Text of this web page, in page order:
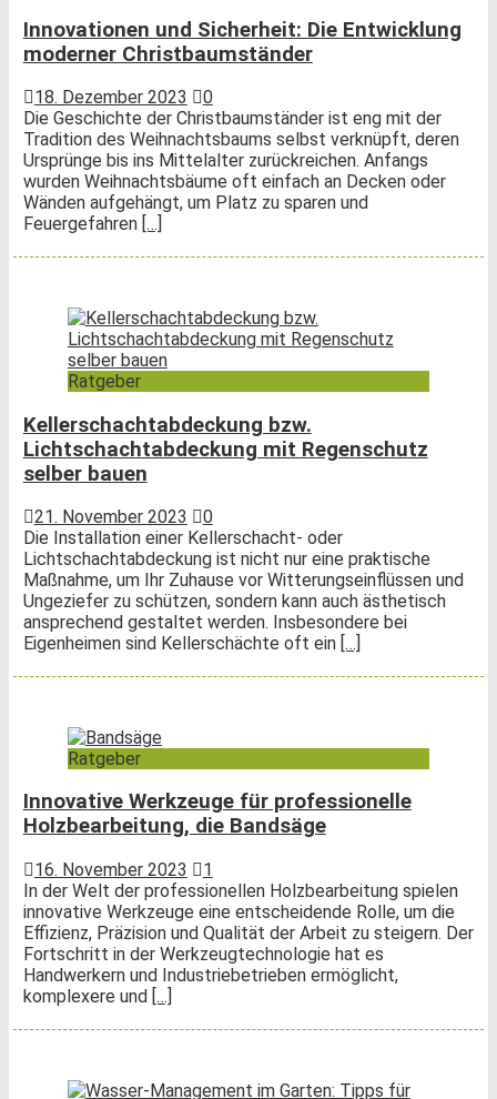
Innovationen und Sicherheit: Die Entwicklung
moderner Christbaumständer
18. Dezember 2023
0
Die Geschichte der Christbaumständer ist eng mit der
Tradition des Weihnachtsbaums selbst verknüpft, deren
Ursprünge bis ins Mittelalter zurückreichen. Anfangs
wurden Weihnachtsbäume oft einfach an Decken oder
Wänden aufgehängt, um Platz zu sparen und
Feuergefahren […]
Ratgeber
Kellerschachtabdeckung bzw.
Lichtschachtabdeckung mit Regenschutz
selber bauen
21. November 2023
0
Die Installation einer Kellerschacht- oder
Lichtschachtabdeckung ist nicht nur eine praktische
Maßnahme, um Ihr Zuhause vor Witterungseinflüssen und
Ungeziefer zu schützen, sondern kann auch ästhetisch
ansprechend gestaltet werden. Insbesondere bei
Eigenheimen sind Kellerschächte oft ein […]
Ratgeber
Innovative Werkzeuge für professionelle
Holzbearbeitung, die Bandsäge
16. November 2023
1
In der Welt der professionellen Holzbearbeitung spielen
innovative Werkzeuge eine entscheidende Rolle, um die
Effizienz, Präzision und Qualität der Arbeit zu steigern. Der
Fortschritt in der Werkzeugtechnologie hat es
Handwerkern und Industriebetrieben ermöglicht,
komplexere und […]